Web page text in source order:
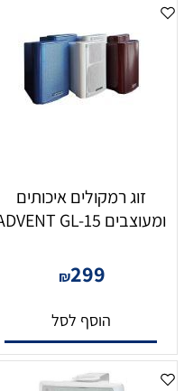
זוג רמקולים איכותים
ומעוצבים ADVENT GL-15
₪299
הוסף לסל